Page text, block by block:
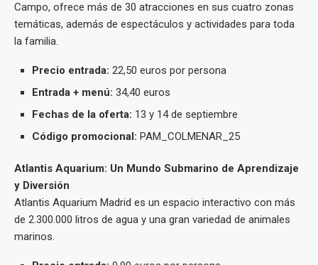
Campo, ofrece más de 30 atracciones en sus cuatro zonas
temáticas, además de espectáculos y actividades para toda
la familia.
Precio entrada: 22,50 euros por persona
Entrada + menú: 34,40 euros
Fechas de la oferta: 13 y 14 de septiembre
Código promocional: PAM_COLMENAR_25
Atlantis Aquarium: Un Mundo Submarino de Aprendizaje
y Diversión
Atlantis Aquarium Madrid es un espacio interactivo con más
de 2.300.000 litros de agua y una gran variedad de animales
marinos.